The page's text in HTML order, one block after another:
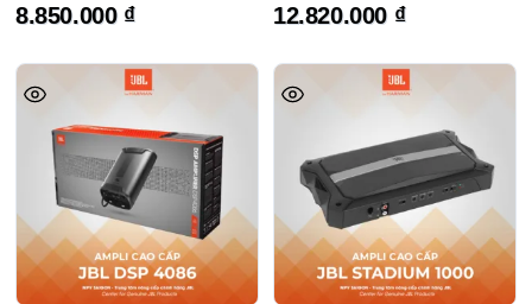
8.850.000 ₫ 12.820.000 ₫